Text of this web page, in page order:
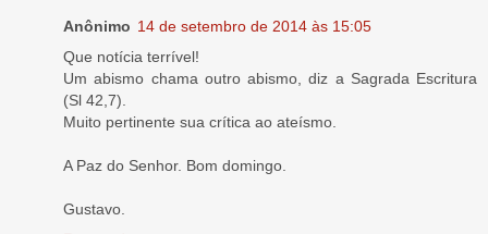
Anônimo 14 de setembro de 2014 às 15:05
Que notícia terrível!
Um abismo chama outro abismo, diz a Sagrada Escritura
(Sl 42,7).
Muito pertinente sua crítica ao ateísmo.
A Paz do Senhor. Bom domingo.
Gustavo.